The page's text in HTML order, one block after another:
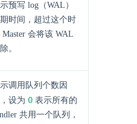
预写 log（WAL）
时间，超过这个时
Master 会将该 WAL
。
调用队列个数因
设为 0 表示所有的
共用一个队列，